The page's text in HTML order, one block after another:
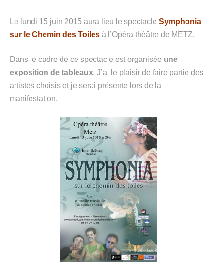
Le lundi 15 juin 2015 aura lieu le spectacle Symphonia
sur le Chemin des Toiles à l’Opéra théâtre de METZ.
Dans le cadre de ce spectacle est organisée une
exposition de tableaux. J’ai le plaisir de faire partie des
artistes choisis et je serai présente lors de la
manifestation.